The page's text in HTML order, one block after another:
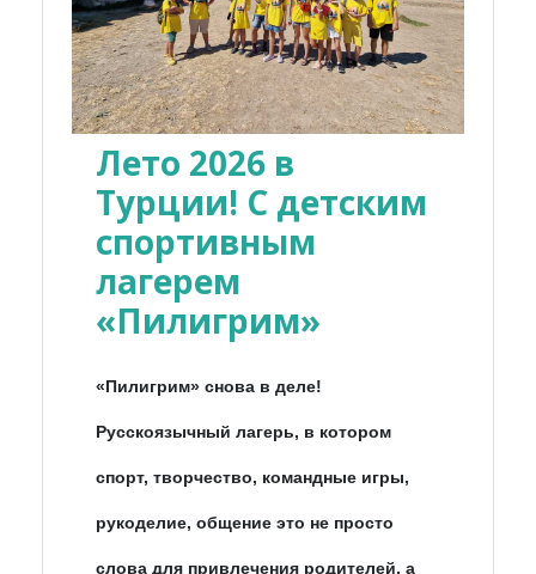
Лето 2026 в
Турции! С детским
спортивным
лагерем
«Пилигрим»
«Пилигрим» снова в деле!
Русскоязычный лагерь, в котором
спорт, творчество, командные игры,
рукоделие, общение это не просто
слова для привлечения родителей, а